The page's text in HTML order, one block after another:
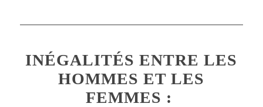
INÉGALITÉS ENTRE LES
HOMMES ET LES
FEMMES :